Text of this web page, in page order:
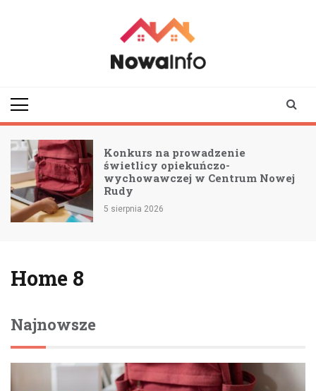
Konkurs na prowadzenie
świetlicy opiekuńczo-
wychowawczej w Centrum Nowej
Rudy
5 sierpnia 2026
Home 8
Najnowsze